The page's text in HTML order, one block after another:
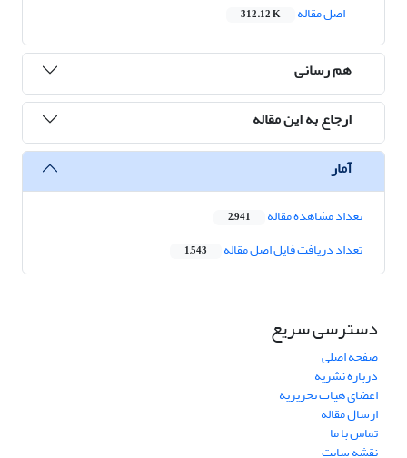
اصل مقاله
312.12 K
هم رسانی
ارجاع به این مقاله
آمار
تعداد مشاهده مقاله 2,941
تعداد دریافت فایل اصل مقاله 1,543
دسترسی سریع
صفحه اصلی
درباره نشریه
اعضای هیات تحریریه
ارسال مقاله
تماس با ما
نقشه سایت